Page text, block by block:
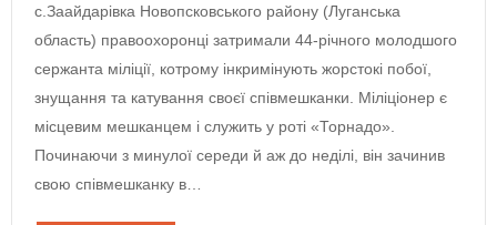
с.Заайдарівка Новопсковського району (Луганська
область) правоохоронці затримали 44-річного молодшого
сержанта міліції, котрому інкримінують жорстокі побої,
знущання та катування своєї співмешканки. Міліціонер є
місцевим мешканцем і служить у роті «Торнадо».
Починаючи з минулої середи й аж до неділі, він зачинив
свою співмешканку в…